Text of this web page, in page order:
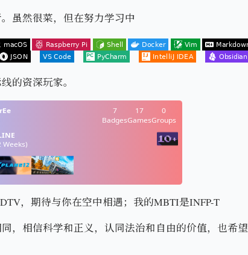
虽然很菜，但在努力学习中
的资深玩家。
，期待与你在空中相遇；我的MBTI是INFP-T
，相信科学和正义，认同法治和自由的价值，也希望